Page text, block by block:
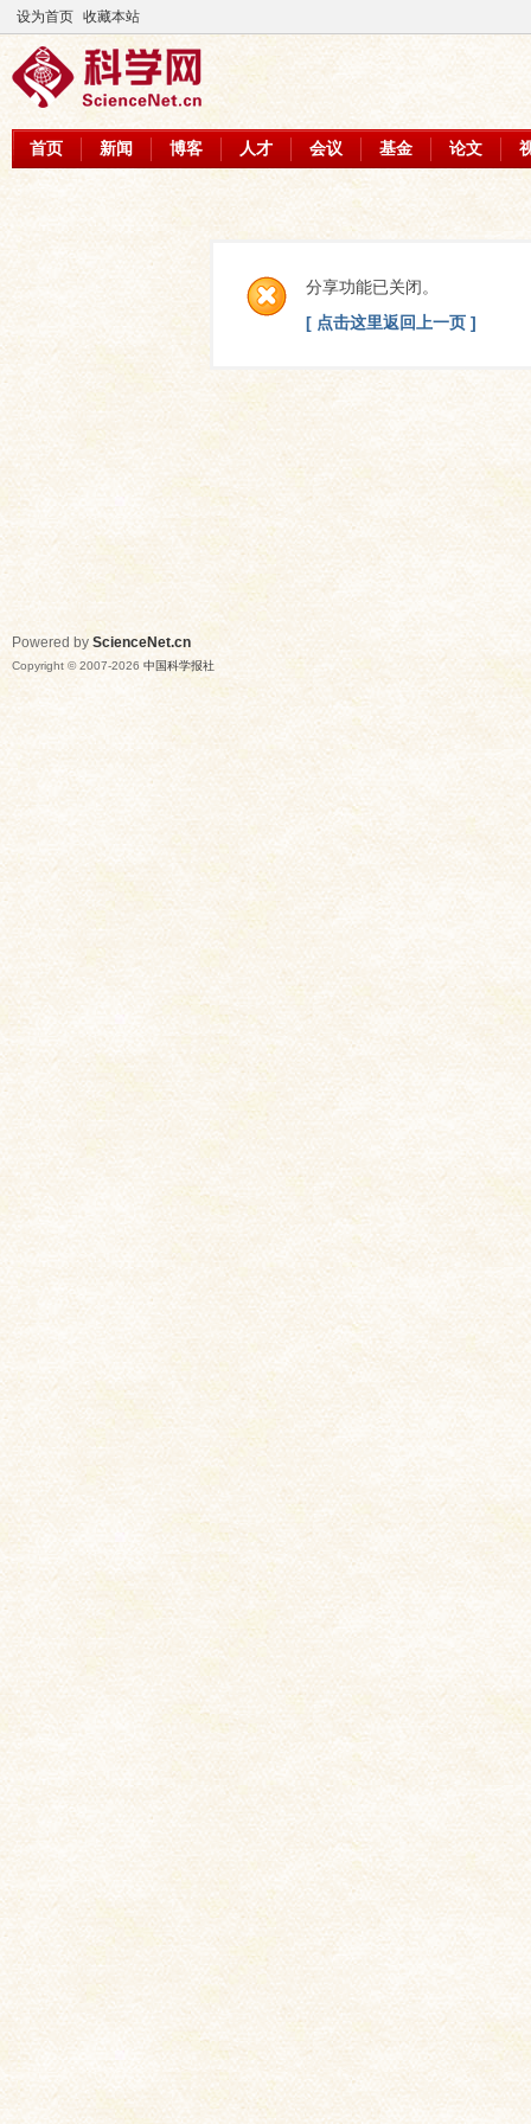
设为首页 收藏本站
首页 新闻 博客 人才 会议 基金 论文
分享功能已关闭。
[ 点击这里返回上一页 ]
Powered by ScienceNet.cn
Copyright © 2007-2026 中国科学报社